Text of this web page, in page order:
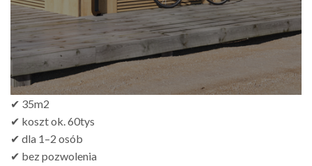
✔ 35m2
✔ koszt ok. 60tys
✔ dla 1–2 osób
✔ bez pozwolenia